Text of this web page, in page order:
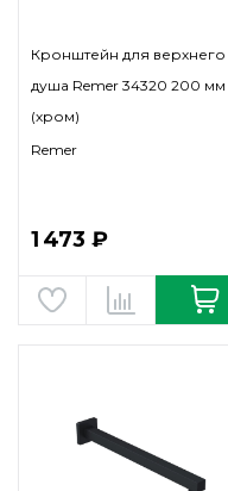
Кронштейн для верхнего
душа Remer 34320 200 мм
(хром)
Remer
1 473 ₽